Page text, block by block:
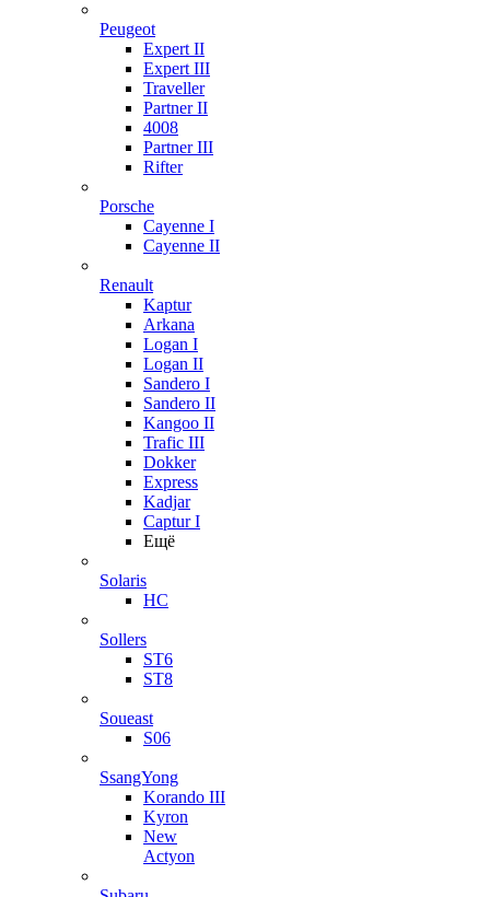
Peugeot
Expert II
Expert III
Traveller
Partner II
4008
Partner III
Rifter
Porsche
Cayenne I
Cayenne II
Renault
Kaptur
Arkana
Logan I
Logan II
Sandero I
Sandero II
Kangoo II
Trafic III
Dokker
Express
Kadjar
Captur I
Ещё
Solaris
HC
Sollers
ST6
ST8
Soueast
S06
SsangYong
Korando III
Kyron
New
Actyon